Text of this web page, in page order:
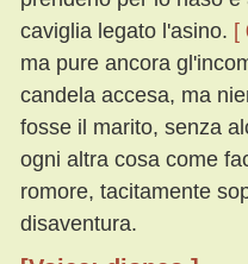
caviglia legato l'asino. [
ma pure ancora
candela accesa, ma
fosse il marito, senza
ogni altra cosa come
romore, tacitamente
disaventura.